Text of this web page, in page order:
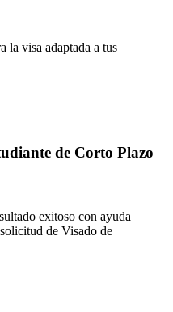
la visa adaptada a tus
de Corto Plazo
exitoso con ayuda
de Visado de